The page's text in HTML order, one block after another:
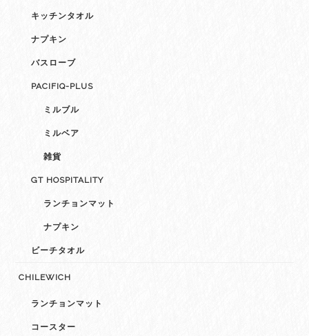
キッチンタオル
ナプキン
バスローブ
PACIFIQ-PLUS
ミルブル
ミルベア
雑貨
GT HOSPITALITY
ランチョンマット
ナプキン
ビーチタオル
CHILEWICH
ランチョンマット
コースター